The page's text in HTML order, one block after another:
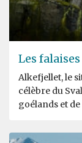
Les
Alkefjellet, le
célèbre du
goélands et